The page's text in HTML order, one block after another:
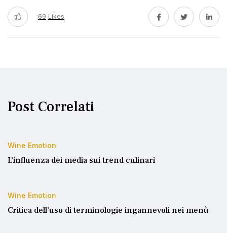
69 Likes
Post Correlati
Wine Emotion
L’influenza dei media sui trend culinari
Wine Emotion
Critica dell’uso di terminologie ingannevoli nei menù